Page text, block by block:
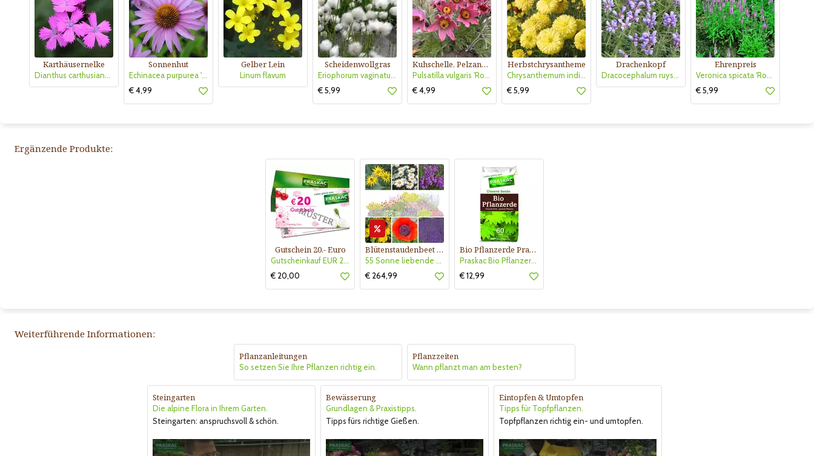
Karthäusernelke
Dianthus carthusianorum
Sonnenhut
Echinacea purpurea 'Magnus'
€ 4,99
Gelber Lein
Linum flavum
Scheidenwollgras
Eriophorum vaginatum
€ 5,99
Kuhschelle, Pelzanemone
Pulsatilla vulgaris 'Rote Glocke'
€ 4,99
Herbstchrysantheme
Chrysanthemum indicum 'Citronella'
€ 5,99
Drachenkopf
Dracocephalum ruyschianum
Ehrenpreis
Veronica spicata 'Rotfuchs'
€ 5,99
Ergänzende Produkte:
Gutschein 20.- Euro
Gutscheinkauf EUR 20.-
€ 20,00
Blütenstaudenbeet Kollektion Nr. 504
55 Sonne liebende Stauden für 6 m² Beet mit Pflanzplan
€ 264,99
Bio Pflanzerde Praskac
Praskac Bio Pflanzerde
€ 12,99
Weiterführende Informationen:
Pflanzanleitungen
So setzen Sie Ihre Pflanzen richtig ein.
Pflanzzeiten
Wann pflanzt man am besten?
Steingarten
Die alpine Flora in Ihrem Garten.
Steingarten: anspruchsvoll & schön.
Bewässerung
Grundlagen & Praxistipps.
Tipps fürs richtige Gießen.
Eintopfen & Umtopfen
Tipps für Topfpflanzen.
Topfpflanzen richtig ein- und umtopfen.